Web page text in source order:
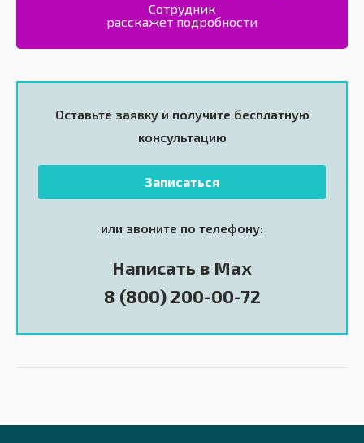
Сотрудник
расскажет подробности
Оставьте заявку и получите бесплатную
консультацию
Записаться
или звоните по телефону:
Написать в Max
8 (800) 200-00-72